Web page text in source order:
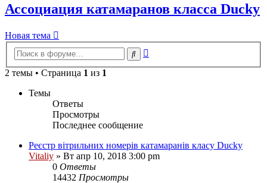
Ассоциация катамаранов класса Ducky
Новая тема
Поиск
2 темы • Страница 1 из 1
Темы
Ответы
Просмотры
Последнее сообщение
Реєстр вітрильних номерів катамаранів класу Ducky
Vitaliy » Вт апр 10, 2018 3:00 pm
0 Ответы
14432 Просмотры